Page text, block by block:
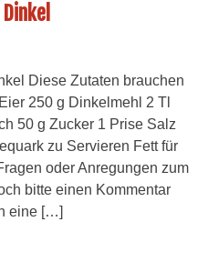
Diese Zutaten brauchen
250 g Dinkelmehl 2 Tl
50 g Zucker 1 Prise Salz
zu Servieren Fett für
oder Anregungen zum
bitte einen Kommentar
eine […]